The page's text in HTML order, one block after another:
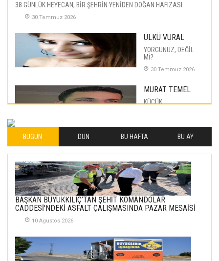
38 GÜNLÜK HEYECAN, BİR ŞEHRİN YENİDEN DOĞAN HAFIZASI
30 Temmuz 2026
ÜLKÜ VURAL
YORGUNUZ, DEĞİL
Mİ?
30 Temmuz 2026
MURAT TEMEL
KÜÇÜK
İLHAN YILMAZ
SOFRADA AYRIMCILIK
VAR
26 Subat 2026
METİN ERTEM
YENİ HİCRİ YIL VE
SEMRA ŞAHİN
BUGÜN DÜN BU HAFTA BU AY
BAŞKAN BÜYÜKKILIÇ’TAN ŞEHİT KOMANDOLAR
CADDESİ'NDEKİ ASFALT ÇALIŞMASINDA PAZAR MESAİSİ
10 Agustos 2026